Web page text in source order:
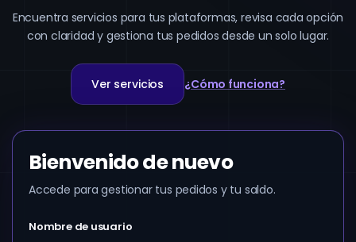
Encuentra servicios para tus plataformas, revisa cada opción
con claridad y gestiona tus pedidos desde un solo lugar.
Ver servicios ¿Cómo funciona?
Bienvenido de nuevo
Accede para gestionar tus pedidos y tu saldo.
Nombre de usuario